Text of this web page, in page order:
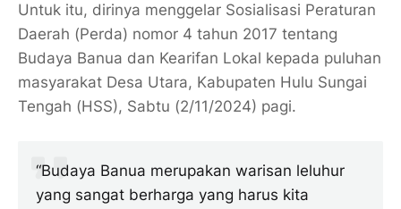
Untuk itu, dirinya menggelar Sosialisasi Peraturan
Daerah (Perda) nomor 4 tahun 2017 tentang
Budaya Banua dan Kearifan Lokal kepada puluhan
masyarakat Desa Utara, Kabupaten Hulu Sungai
Tengah (HSS), Sabtu (2/11/2024) pagi.
“Budaya Banua merupakan warisan leluhur
yang sangat berharga yang harus kita